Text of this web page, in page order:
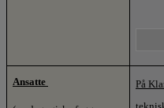
Ansatte
På